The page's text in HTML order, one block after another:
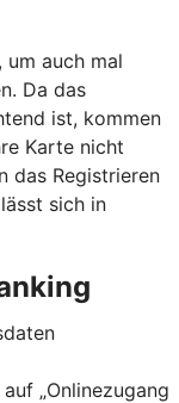
um auch mal
Da das
ist, kommen
Karte nicht
das Registrieren
sich in
„Onlinezugang